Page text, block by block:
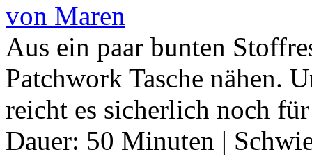
von Maren
Aus ein paar bunten
Patchwork Tasche nähen.
reicht es sicherlich noch
Dauer: 50 Minuten |